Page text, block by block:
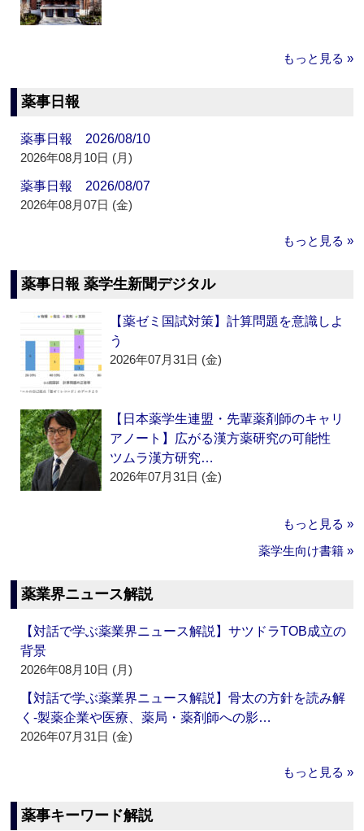
もっと見る »
薬事日報
薬事日報 2026/08/10
2026年08月10日 (月)
薬事日報 2026/08/07
2026年08月07日 (金)
もっと見る »
薬事日報 薬学生新聞デジタル
【薬ゼミ国試対策】計算問題を意識しよ
う
2026年07月31日 (金)
【日本薬学生連盟・先輩薬剤師のキャリ
アノート】広がる漢方薬研究の可能性
ツムラ漢方研究…
2026年07月31日 (金)
もっと見る »
薬学生向け書籍 »
薬業界ニュース解説
【対話で学ぶ薬業界ニュース解説】サツドラTOB成立の
背景
2026年08月10日 (月)
【対話で学ぶ薬業界ニュース解説】骨太の方針を読み解
く‐製薬企業や医療、薬局・薬剤師への影…
2026年07月31日 (金)
もっと見る »
薬事キーワード解説